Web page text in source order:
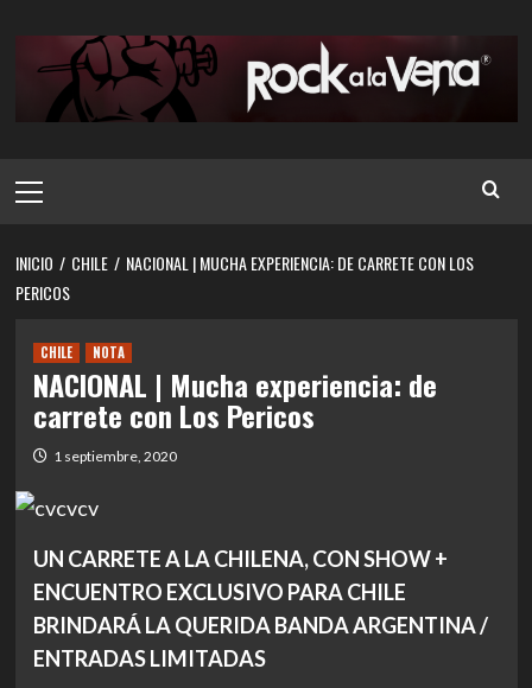
contenido
principal
INICIO CHILE
NACIONAL | MUCHA EXPERIENCIA: DE CARRETE CON LOS
PERICOS
CHILE NOTA
NACIONAL | Mucha experiencia: de
carrete con Los Pericos
1 septiembre, 2020
UN CARRETE A LA CHILENA, CON SHOW +
ENCUENTRO EXCLUSIVO PARA CHILE
BRINDARÁ LA QUERIDA BANDA ARGENTINA /
ENTRADAS LIMITADAS